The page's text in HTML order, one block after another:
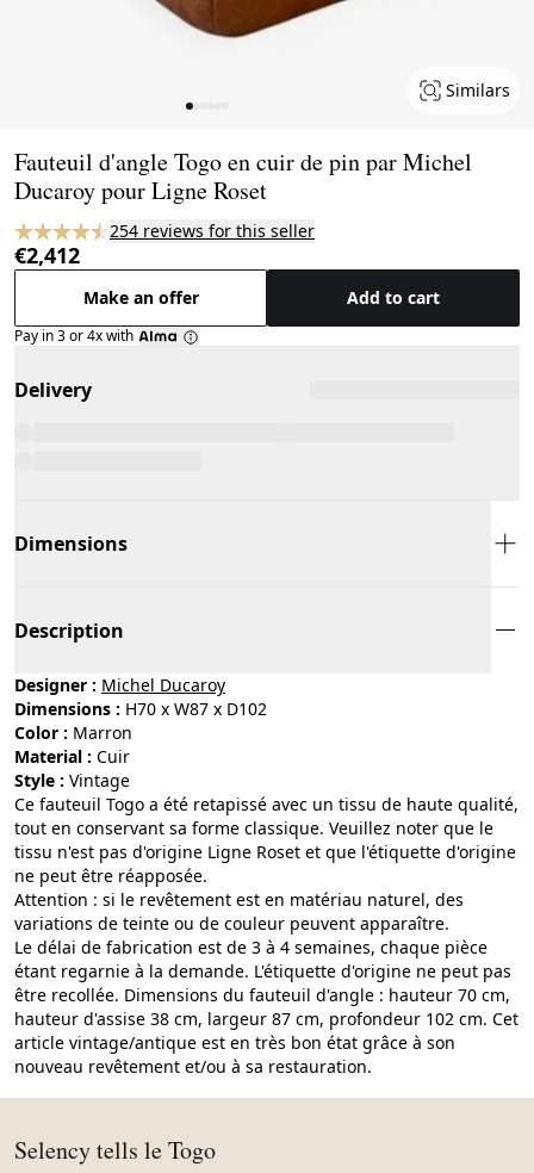
Similars
Fauteuil d'angle Togo en cuir de pin par Michel
Ducaroy pour Ligne Roset
254 reviews for this seller
€2,412
Make an offer Add to cart
Pay in 3 or 4x with
Delivery
Dimensions
Description
Designer : Michel Ducaroy
Dimensions : H70 x W87 x D102
Color :
marron
Material :
cuir
Style :
vintage
Ce fauteuil Togo a été retapissé avec un tissu de haute qualité,
tout en conservant sa forme classique. Veuillez noter que le
tissu n'est pas d'origine Ligne Roset et que l'étiquette d'origine
ne peut être réapposée.
Attention : si le revêtement est en matériau naturel, des
variations de teinte ou de couleur peuvent apparaître.
Le délai de fabrication est de 3 à 4 semaines, chaque pièce
étant regarnie à la demande. L'étiquette d'origine ne peut pas
être recollée. Dimensions du fauteuil d'angle : hauteur 70 cm,
hauteur d'assise 38 cm, largeur 87 cm, profondeur 102 cm. Cet
article vintage/antique est en très bon état grâce à son
nouveau revêtement et/ou à sa restauration.
Selency tells le Togo